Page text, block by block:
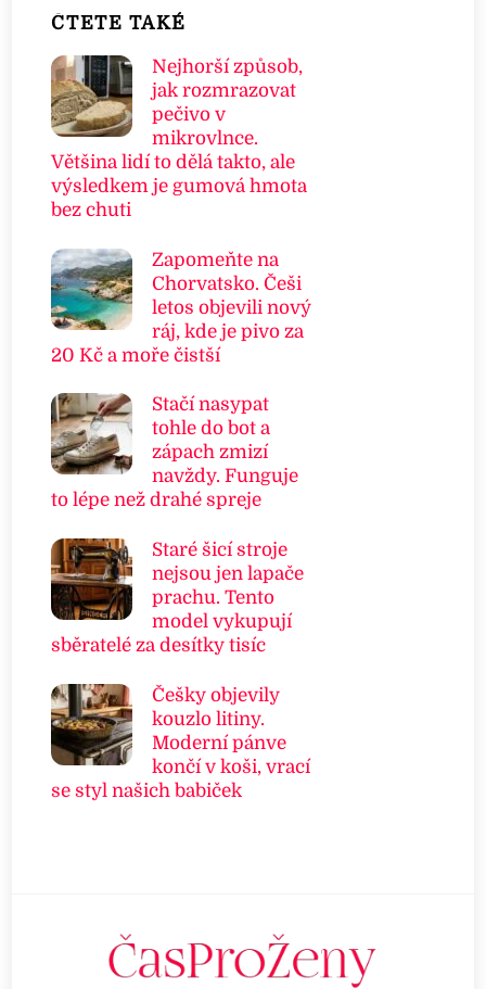
ČTETE TAKÉ
Nejhorší způsob,
jak rozmrazovat
pečivo v
mikrovlnce.
Většina lidí to dělá takto, ale
výsledkem je gumová hmota
bez chuti
Zapomeňte na
Chorvatsko. Češi
letos objevili nový
ráj, kde je pivo za
20 Kč a moře čistší
Stačí nasypat
tohle do bot a
zápach zmizí
navždy. Funguje
to lépe než drahé spreje
Staré šicí stroje
nejsou jen lapače
prachu. Tento
model vykupují
sběratelé za desítky tisíc
Češky objevily
kouzlo litiny.
Moderní pánve
končí v koši, vrací
se styl našich babiček